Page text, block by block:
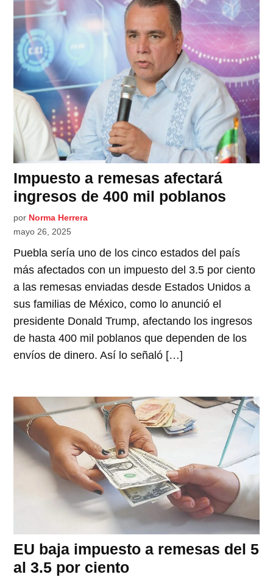
Impuesto a remesas afectará
ingresos de 400 mil poblanos
por Norma Herrera
mayo 26, 2025
Puebla sería uno de los cinco estados del país
más afectados con un impuesto del 3.5 por ciento
a las remesas enviadas desde Estados Unidos a
sus familias de México, como lo anunció el
presidente Donald Trump, afectando los ingresos
de hasta 400 mil poblanos que dependen de los
envíos de dinero. Así lo señaló […]
EU baja impuesto a remesas del 5
al 3.5 por ciento